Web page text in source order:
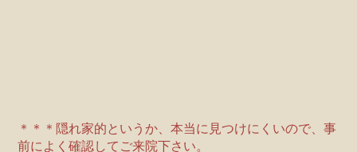
＊＊＊隠れ家的というか、本当に見つけにくいので、事
前によく確認してご来院下さい。